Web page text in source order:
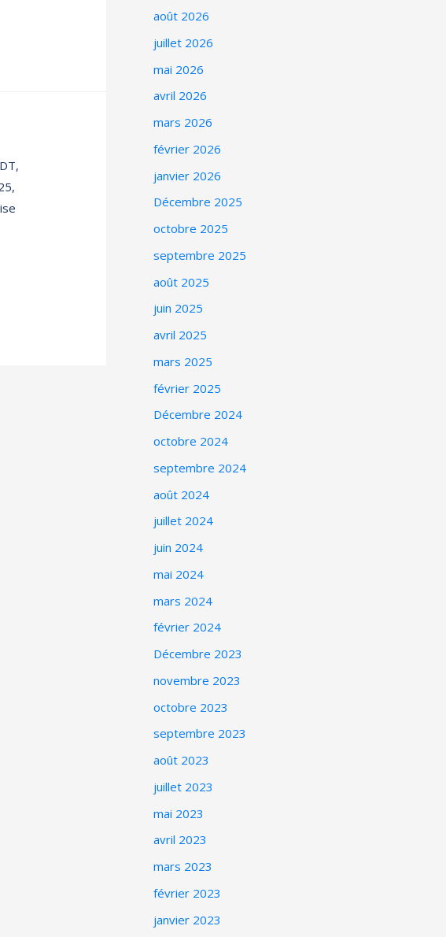
août 2026
juillet 2026
mai 2026
avril 2026
mars 2026
février 2026
janvier 2026
Décembre 2025
octobre 2025
septembre 2025
août 2025
juin 2025
avril 2025
mars 2025
février 2025
Décembre 2024
octobre 2024
septembre 2024
août 2024
juillet 2024
juin 2024
mai 2024
mars 2024
février 2024
Décembre 2023
novembre 2023
octobre 2023
septembre 2023
août 2023
juillet 2023
mai 2023
avril 2023
mars 2023
février 2023
janvier 2023